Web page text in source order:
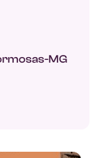
MG